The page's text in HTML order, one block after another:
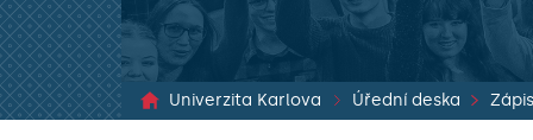
Univerzita Karlova Úřední deska